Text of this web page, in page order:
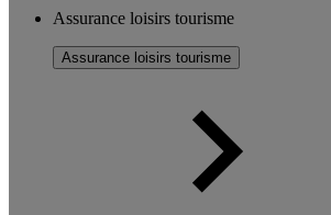
Assurance loisirs tourisme
Assurance loisirs tourisme